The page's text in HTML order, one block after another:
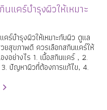
นแคร์บำรุงผิวให้เหมาะ
คร์บำรุงผิวให้เหมาะกับผิว ดูแล
ยสุขภาพดี ควรเลือกสกินแคร์ให้
องอย่างไร 1. เนื้อสกินแคร์ , 2.
ปัญหาผิวที่ต้องการแก้ไข, 4.